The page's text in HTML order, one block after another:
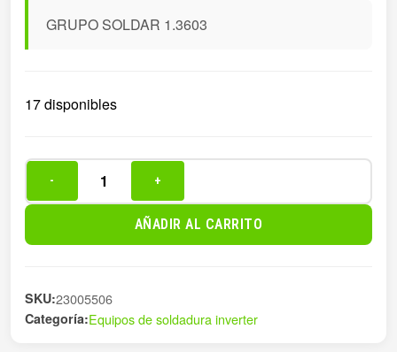
GRUPO SOLDAR 1.3603
17 disponibles
SOLDAR
- +
AÑADIR AL CARRITO
SKU:23005506
Categoría:Equipos de soldadura inverter